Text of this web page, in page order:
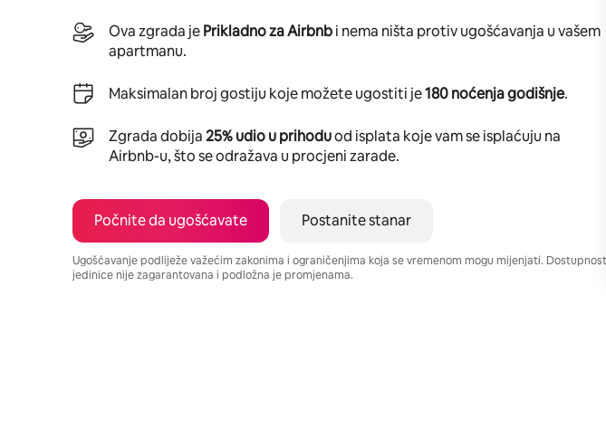
Ova zgrada jePrikladno za Airbnbi nema ništa protiv ugošćavanja u vašem
apartmanu.
Maksimalan broj gostiju koje možete ugostiti je180 noćenja godišnje.
Zgrada dobija25% udio u prihoduod isplata koje vam se isplaćuju na
Airbnb-u, što se odražava u procjeni zarade.
Počnite da ugošćavate Postanite stanar
Ugošćavanje podliježe važećim zakonima i ograničenjima koja se vremenom mogu mijenjati. Dostupnost
jedinice nije zagarantovana i podložna je promjenama.